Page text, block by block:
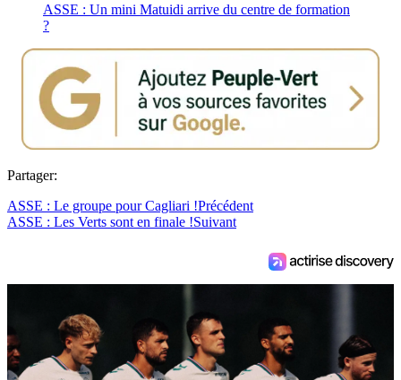
ASSE : Un mini Matuidi arrive du centre de formation
?
Partager:
ASSE : Le groupe pour Cagliari !Précédent
ASSE : Les Verts sont en finale !Suivant